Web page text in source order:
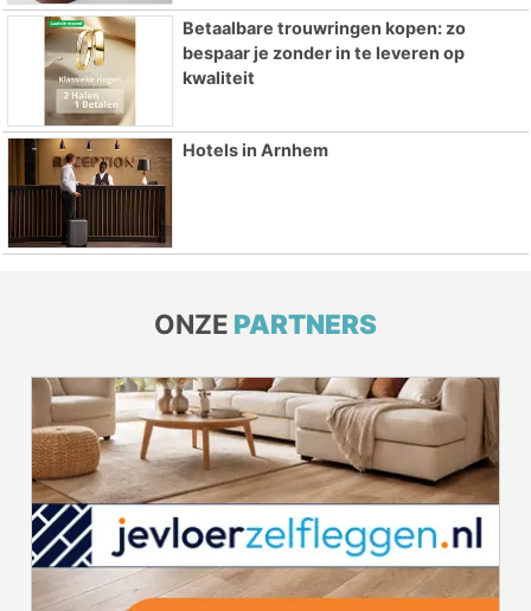
Betaalbare trouwringen kopen: zo
bespaar je zonder in te leveren op
kwaliteit
Hotels in Arnhem
ONZE PARTNERS